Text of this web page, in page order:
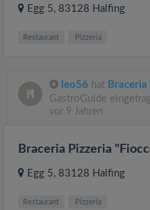
Egg 5, 83128 Halfing
Restaurant Pizzeria
leo56 hat
GastroGuide
vor 9 Jahren
Braceria Pizzeria
Egg 5, 83128 Halfing
Restaurant Pizzeria